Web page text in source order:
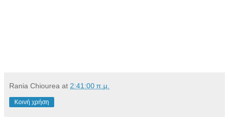
Rania Chiourea at 2:41:00 π.μ.
Κοινή χρήση